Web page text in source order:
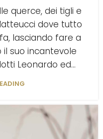
querce, dei tigli e
dove tutto
lasciando fare a
suo incantevole
Leonardo ed...